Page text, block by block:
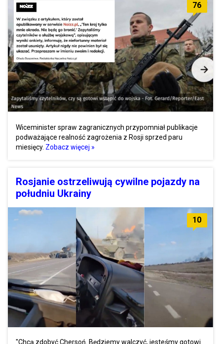
76
Wiceminister spraw zagranicznych przypomniał publikacje
podważające realność zagrożenia z Rosji sprzed paru
miesięcy. Zobacz więcej »
Rosjanie ostrzeliwują cywilne pojazdy na
południu Ukrainy
10
"Chcą zdobyć Chersoń. Będziemy walczyć, jesteśmy gotowi